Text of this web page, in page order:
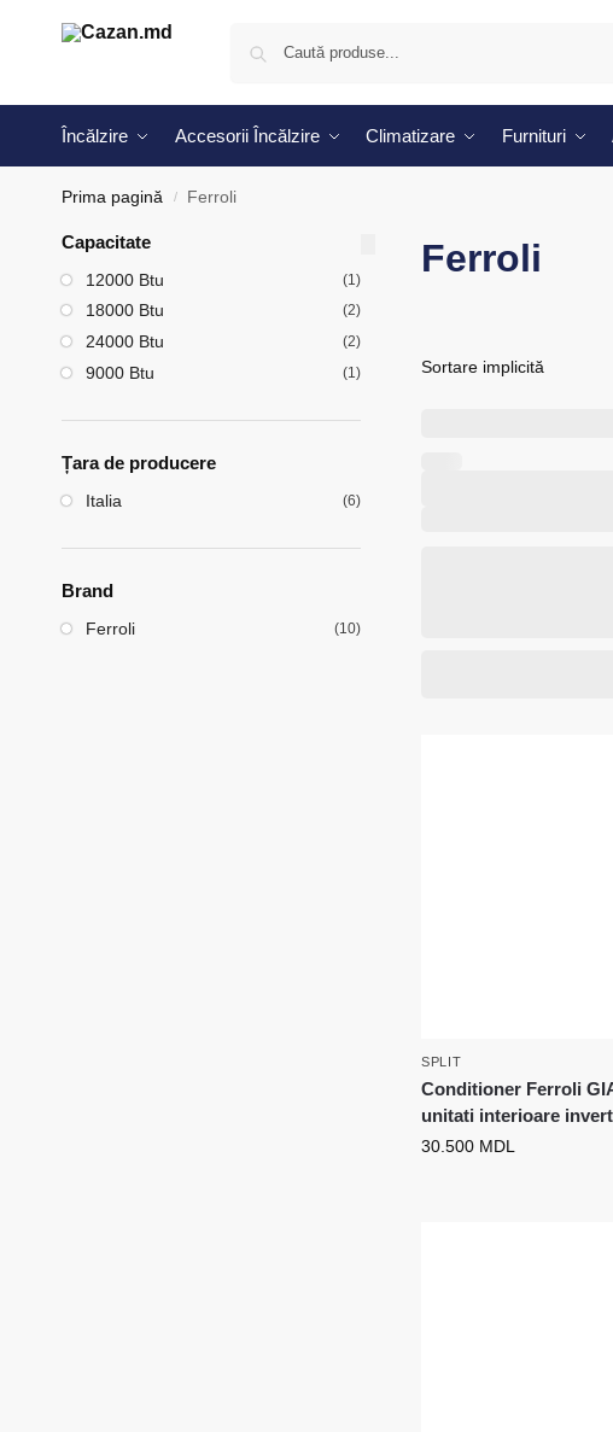
Încălzire Accesorii Încălzire Climatizare Furnituri
Prima pagină / Ferroli
Ferroli
SPLIT
Conditioner Ferroli
unitati interioare
30.500 MDL
Capacitate
12000 Btu (1)
18000 Btu (2)
24000 Btu (2)
9000 Btu (1)
Țara de producere
Italia (6)
Brand
Ferroli (10)